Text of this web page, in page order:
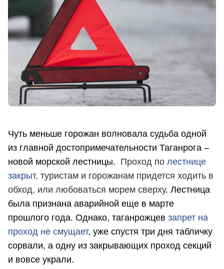
Чуть меньше горожан волновала судьба одной
из главной достопримечательности Таганрога –
новой морской лестницы. Проход по лестнице
закрыт, туристам и горожанам придется ходить в
обход, или любоваться морем сверху. Лестница
была признана аварийной еще в марте
прошлого года. Однако, таганрожцев запрет на
проход не смущает, уже спустя три дня табличку
сорвали, а одну из закрывающих проход секций
и вовсе украли.